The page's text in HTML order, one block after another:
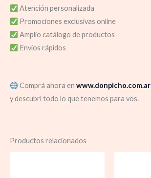
Atención personalizada
Promociones exclusivas online
Amplio catálogo de productos
Envíos rápidos
Comprá ahora en www.donpicho.com.ar
y descubrí todo lo que tenemos para vos.
Productos relacionados